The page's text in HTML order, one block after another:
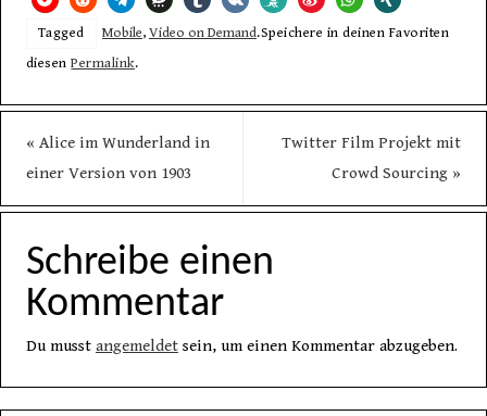
Tagged Mobile, Video on Demand.Speichere in deinen Favoriten
diesenPermalink.
« Alice im Wunderland in
einer Version von 1903
Twitter Film Projekt mit
Crowd Sourcing »
Schreibe einen
Kommentar
Du musst angemeldetsein, um einen Kommentar abzugeben.